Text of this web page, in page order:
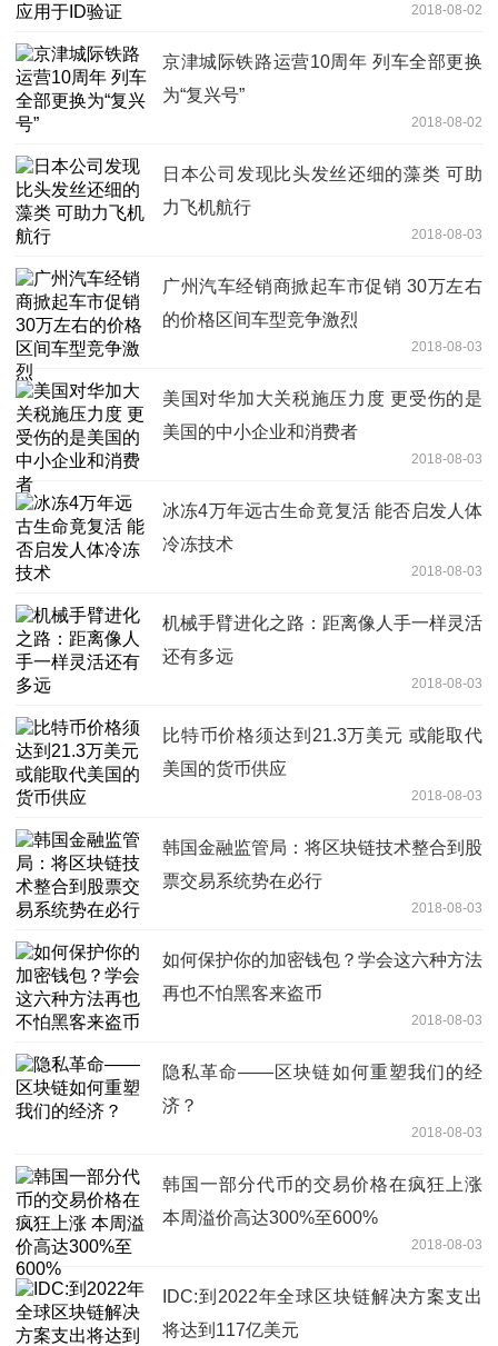
2018-08-02
京津城际铁路运营10周年 列车全部更换
为“复兴号”
2018-08-02
日本公司发现比头发丝还细的藻类 可助
力飞机航行
2018-08-03
广州汽车经销商掀起车市促销 30万左右
的价格区间车型竞争激烈
2018-08-03
美国对华加大关税施压力度 更受伤的是
美国的中小企业和消费者
2018-08-03
冰冻4万年远古生命竟复活 能否启发人体
冷冻技术
2018-08-03
机械手臂进化之路：距离像人手一样灵活
还有多远
2018-08-03
比特币价格须达到21.3万美元 或能取代
美国的货币供应
2018-08-03
韩国金融监管局：将区块链技术整合到股
票交易系统势在必行
2018-08-03
如何保护你的加密钱包？学会这六种方法
再也不怕黑客来盗币
2018-08-03
隐私革命——区块链如何重塑我们的经
济？
2018-08-03
韩国一部分代币的交易价格在疯狂上涨
本周溢价高达300%至600%
2018-08-03
IDC:到2022年全球区块链解决方案支出
将达到117亿美元